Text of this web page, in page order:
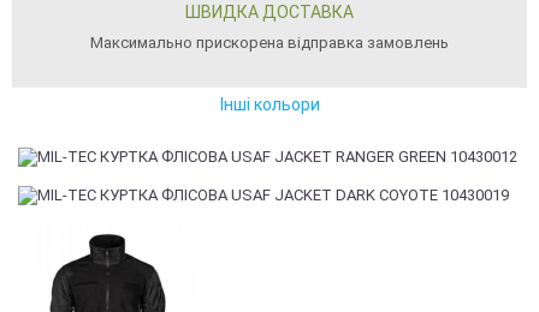
ШВИДКА ДОСТАВКА
Максимально прискорена відправка замовлень
Інші кольори